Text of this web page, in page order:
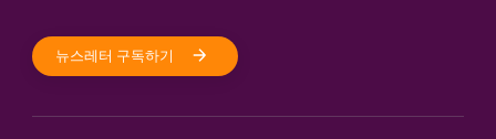
뉴스레터 구독하기